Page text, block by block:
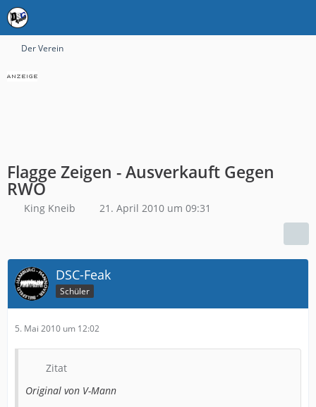
Der Verein
Flagge Zeigen - Ausverkauft Gegen
RWO
King Kneib 21. April 2010 um 09:31
DSC-Feak
Schüler
5. Mai 2010 um 12:02
Zitat
Original von V-Mann